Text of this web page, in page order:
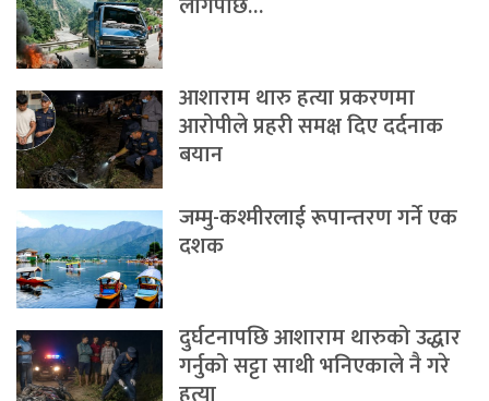
आशाराम थारु हत्या प्रकरणमा
आरोपीले प्रहरी समक्ष दिए दर्दनाक
बयान
जम्मु-कश्मीरलाई रूपान्तरण गर्ने एक
दशक
दुर्घटनापछि आशाराम थारुको उद्धार
गर्नुको सट्टा साथी भनिएकाले नै गरे